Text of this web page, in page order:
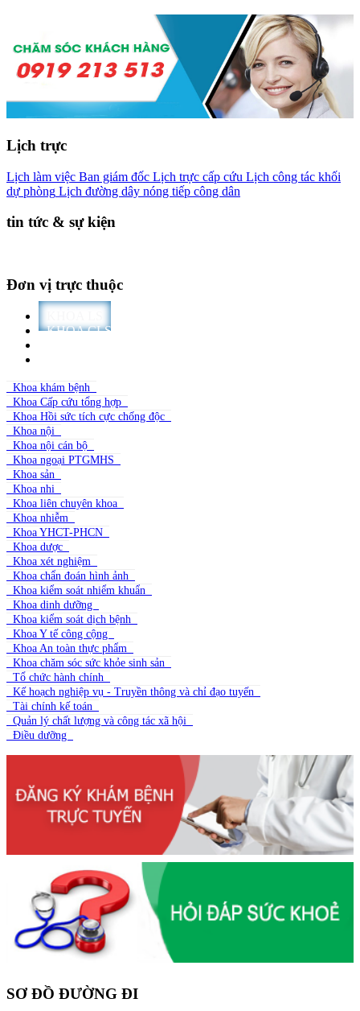
Lịch trực
Lịch làm việc Ban giám đốc Lịch trực cấp cứu Lịch công tác khối
dự phòng Lịch đường dây nóng tiếp công dân
tin tức & sự kiện
Đơn vị trực thuộc
KHOA CLS
Khoa khám bệnh
Khoa Cấp cứu tổng hợp
Khoa Hồi sức tích cực chống độc
Khoa nội
Khoa nội cán bộ
Khoa ngoại PTGMHS
Khoa sản
Khoa nhi
Khoa liên chuyên khoa
Khoa nhiễm
Khoa YHCT-PHCN
Khoa dược
Khoa xét nghiệm
Khoa chẩn đoán hình ảnh
Khoa kiểm soát nhiểm khuẩn
Khoa dinh dưỡng
Khoa kiểm soát dịch bệnh
Khoa Y tế công cộng
Khoa An toàn thực phẩm
Khoa chăm sóc sức khỏe sinh sản
Tổ chức hành chính
Kế hoạch nghiệp vụ - Truyền thông và chỉ đạo tuyến
Tài chính kế toán
Quản lý chất lượng và công tác xã hội
Điều dưỡng
SƠ ĐỒ ĐƯỜNG ĐI